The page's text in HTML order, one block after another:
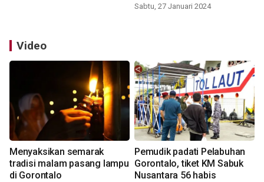
Sabtu, 27 Januari 2024
Video
Menyaksikan semarak
tradisi malam pasang lampu
di Gorontalo
Pemudik padati Pelabuhan
Gorontalo, tiket KM Sabuk
Nusantara 56 habis